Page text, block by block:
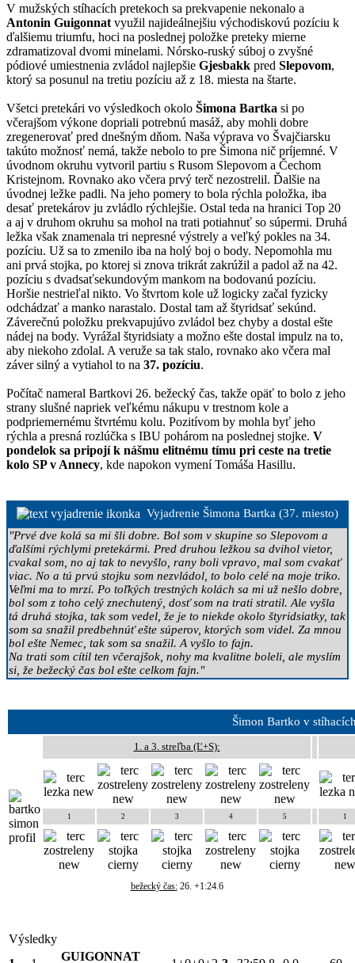
V mužských stíhacích pretekoch sa prekvapenie nekonalo a
Antonin Guigonnat využil najideálnejšiu východiskovú pozíciu k
ďalšiemu triumfu, hoci na poslednej položke preteky mierne
zdramatizoval dvomi minelami. Nórsko-ruský súboj o zvyšné
pódiové umiestnenia zvládol najlepšie Gjesbakk pred Slepovom,
ktorý sa posunul na tretiu pozíciu až z 18. miesta na štarte.
Všetci pretekári vo výsledkoch okolo Šimona Bartka si po
včerajšom výkone dopriali potrebnú masáž, aby mohli dobre
zregenerovať pred dnešným dňom. Naša výprava vo Švajčiarsku
takúto možnosť nemá, takže nebolo to pre Šimona nič príjemné. V
úvodnom okruhu vytvoril partiu s Rusom Slepovom a Čechom
Kristejnom. Rovnako ako včera prvý terč nezostrelil. Ďalšie na
úvodnej ležke padli. Na jeho pomery to bola rýchla položka, iba
desať pretekárov ju zvládlo rýchlejšie. Ostal teda na hranici Top 20
a aj v druhom okruhu sa mohol na trati potiahnuť so súpermi. Druhá
ležka však znamenala tri nepresné výstrely a veľký pokles na 34.
pozíciu. Už sa to zmenilo iba na holý boj o body. Nepomohla mu
ani prvá stojka, po ktorej si znova trikrát zakrúžil a padol až na 42.
pozíciu s dvadsaťsekundovým mankom na bodovanú pozíciu.
Horšie nestrieľal nikto. Vo štvrtom kole už logicky začal fyzicky
odchádzať a manko narastalo. Dostal tam až štyridsať sekúnd.
Záverečnú položku prekvapujúvo zvládol bez chyby a dostal ešte
nádej na body. Vyrážal štyridsiaty a možno ešte dostal impulz na to,
aby niekoho zdolal. A veruže sa tak stalo, rovnako ako včera mal
záver silný a vytiahol to na 37. pozíciu.
Počítač nameral Bartkovi 26. bežecký čas, takže opäť to bolo z jeho
strany slušné napriek veľkému nákupu v trestnom kole a
podpriemernému štvrtému kolu. Pozitívom by mohla byť jeho
rýchla a presná rozlúčka s IBU pohárom na poslednej stojke. V
pondelok sa pripojí k nášmu elitnému tímu pri ceste na tretie
kolo SP v Annecy, kde napokon vymení Tomáša Hasillu.
Vyjadrenie Šimona Bartka (37. miesto)
"Prvé dve kolá sa mi šli dobre. Bol som v skupine so Slepovom a
ďalšími rýchlymi pretekármi. Pred druhou ležkou sa dvihol vietor,
cvakal som, no aj tak to nevyšlo, rany boli vpravo, mal som cvakať
viac. No a tú prvú stojku som nezvládol, to bolo celé na moje triko.
Veľmi ma to mrzí. Po toľkých trestných kolách sa mi už nešlo dobre,
bol som z toho celý znechutený, dosť som na trati stratil. Ale vyšla
tá druhá stojka, tak som vedel, že je to niekde okolo štyridsiatky, tak
som sa snažil predbehnúť ešte súperov, ktorých som videl. Za mnou
bol ešte Nemec, tak som sa snažil. A vyšlo to fajn.
Na trati som cítil ten včerajšok, nohy ma kvalitne boleli, ale myslím
si, že bežecký čas bol ešte celkom fajn."
Šimon Bartko v
1. a 3. streľba (Ľ+S):
1 2 3 4 5 1
bežecký čas:26. +1:24.6
Výsledky
GUIGONNAT